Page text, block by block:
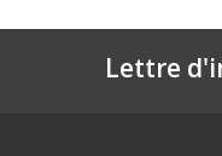
Lettre